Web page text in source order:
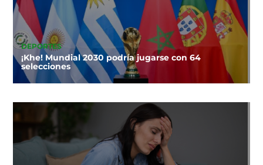
DEPORTES
¡Khe! Mundial 2030 podría jugarse con 64
selecciones